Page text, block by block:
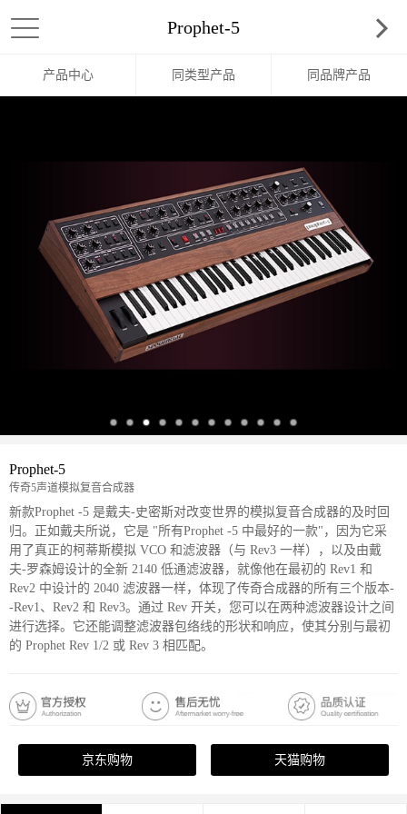
Prophet-5
产品中心 同类型产品 同品牌产品
Prophet-5
传奇5声道模拟复音合成器
新款Prophet -5 是戴夫-史密斯对改变世界的模拟复音合成器的及时回
归。正如戴夫所说，它是 "所有Prophet -5 中最好的一款"，因为它采
用了真正的柯蒂斯模拟 VCO 和滤波器（与 Rev3 一样），以及由戴
夫-罗森姆设计的全新 2140 低通滤波器，就像他在最初的 Rev1 和
Rev2 中设计的 2040 滤波器一样，体现了传奇合成器的所有三个版本-
-Rev1、Rev2 和 Rev3。通过 Rev 开关，您可以在两种滤波器设计之间
进行选择。它还能调整滤波器包络线的形状和响应，使其分别与最初
的 Prophet Rev 1/2 或 Rev 3 相匹配。
京东购物 天猫购物